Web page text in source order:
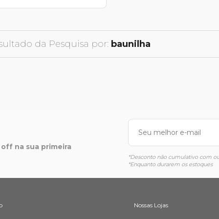
da Pesquisa por: baunilha
na sua primeira
*Desconto não cumulativo com
*Enquanto durarem os estoques
Nossas Lojas